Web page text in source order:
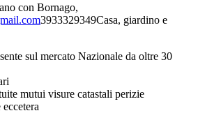
con Bornago,
3933329349Casa, giardino e
sul mercato Nazionale da oltre 30
mutui visure catastali perizie